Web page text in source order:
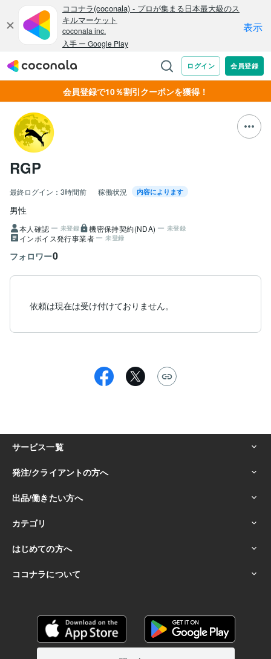
会員登録で10％割引クーポンを獲得！
RGP
最終ログイン： 3時間前 稼働状況 内容によります
男性
本人確認 未登録 機密保持契約(NDA) 未登録
インボイス発行事業者 未登録
フォロワー0
依頼は現在は受け付けておりません。